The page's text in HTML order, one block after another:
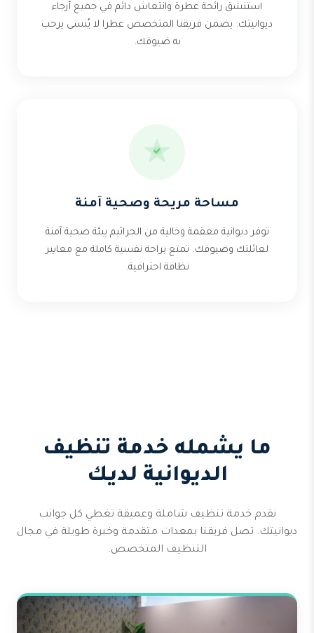
استنشق رائحة عطرة وانتعاش دائم في جميع أرجاء
ديوانيتك. يضمن فريقنا المتخصص عطرا لا يُنسى يرحب
به ضيوفك.
مساحة مريحة وصحية آمنة
توفر ديوانية معقمة وخالية من الجراثيم بيئة صحية آمنة
لعائلتك وضيوفك. تمتع براحة نفسية كاملة مع معايير
نظافة احترافية.
ما يشمله خدمة تنظيف
الديوانية لديك
نقدم خدمة تنظيف شاملة وعميقة تغطي كل جوانب
ديوانيتك. تصل فريقنا بمعدات متقدمة وخبرة طويلة في مجال
التنظيف المتخصص.